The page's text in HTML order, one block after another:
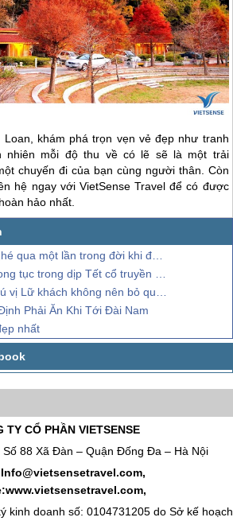
Loan , khám phá trọn vẹn vẻ đẹp như tranh
nhiên mỗi độ thu về có lẽ sẽ là một trải
chuyến đi của bạn cùng người thân. Còn
hệ ngay với VietSense Travel để có được
hảo nhất.
một lần trong đời khi đến Đài Loan
trong dịp Tết cổ truyền tại Đài Loan
không nên bỏ qua trong chuyến đi Đài Loan
Phải Ăn Khi Tới Đài Nam
nhất
TY CỔ PHẦN VIETSENSE
Số 88 Xã Đàn – Quận Đống Đa – Hà Nội
kinh doanh số: 0104731205 do Sở kế hoạch